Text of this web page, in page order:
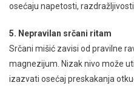
osećaju napetosti,
5. Nepravilan srčani ritam
Srčani mišić zavisi od pravilne
magnezijum. Nizak nivo može
izazvati osećaj preskakanja